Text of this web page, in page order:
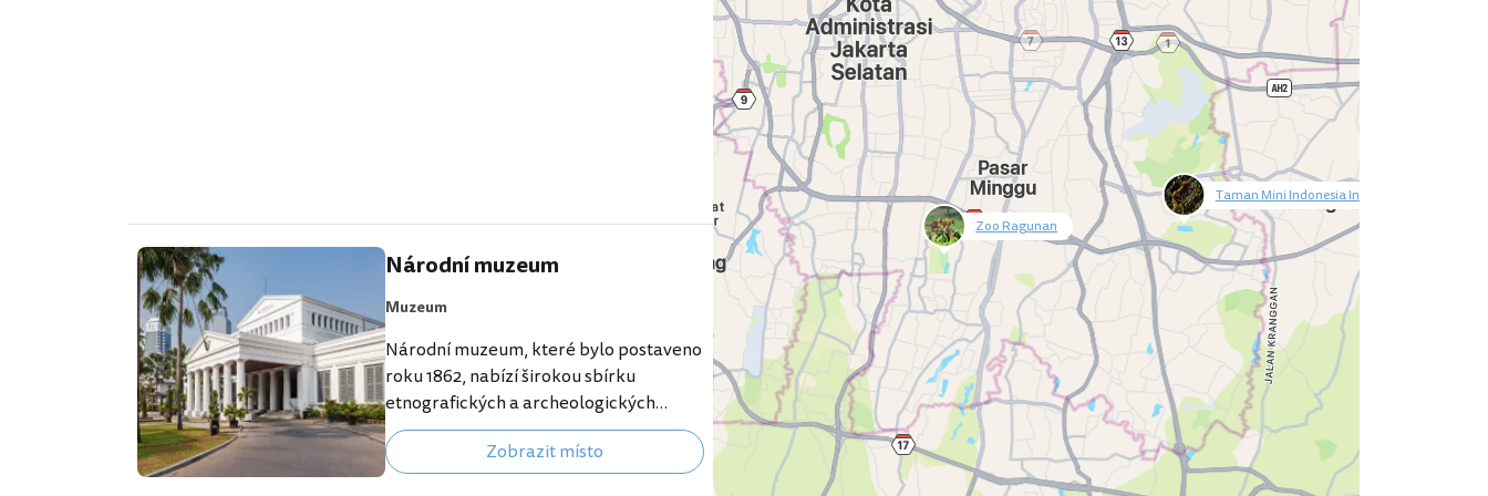
Národní muzeum
Muzeum
Národní muzeum, které bylo postaveno
roku 1862, nabízí širokou sbírku
etnografických a archeologických
artefaktů a ukáže vám mnoho aspektů
života jednotlivých etnických skupin
žijících v Indonésii. [btn "Rezervuj hotel
Zobrazit místo
null
Taman Mini Indonesia Indah
null
Zoo Ragunan